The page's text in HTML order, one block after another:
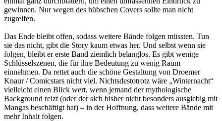
gewinnen. Nur wegen des hübschen Covers sollte man nicht
zugreifen.
Das Ende bleibt offen, sodass weitere Bände folgen müssten. Tun
sie das nicht, gibt die Story kaum etwas her. Und selbst wenn sie
folgen, bleibt er erste Band ziemlich belanglos. Es gibt wenige
Schlüsselszenen, die für ihre Bedeutung zu wenig Raum
einnehmen. Da rettet auch die schöne Gestaltung von Droemer
Knaur / Comicstars nicht viel. Nichtsdestotrotz wäre „Winternacht“
vielleicht einen Blick wert, wenn jemand der mythologische
Background reizt (oder der sich bisher nicht besonders ausgiebig mit
Mangas beschäftigt hat) – in der Hoffnung, dass weitere Bände mit
mehr Inhalt folgen.